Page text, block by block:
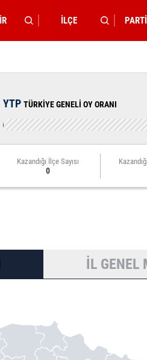
PARTİ
YTP TÜRKİYE GENELİ OY ORANI
Kazandığı İlçe Sayısı
0
İL GENEL